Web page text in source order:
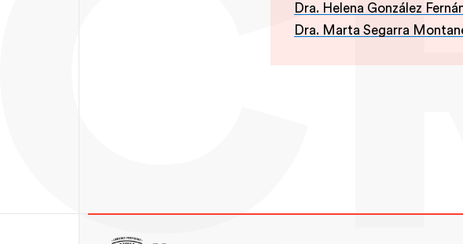
Dra. Helena González
Dra. Marta Segarra